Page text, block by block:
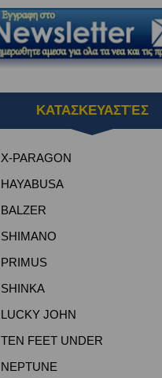
ΚΑΤΑΣΚΕΥΑΣΤΈΣ
X-PARAGON
HAYABUSA
BALZER
SHIMANO
PRIMUS
SHINKA
LUCKY JOHN
TEN FEET UNDER
NEPTUNE